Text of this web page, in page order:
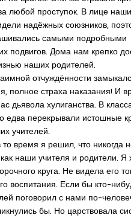
любой проступок. В лице
надёжных союзников,
самыми подробными
подвигов. Дома нам крепко
наших родителей.
отчуждённости
полное страха наказания! И
дьявола хулиганства. В
едва перекрывали истошные
учителей.
время я решил, что никогда
наши учителя и родители.
круга. Не видела его
воспитания. Если бы кто-
поговорил с нами по-
бы. Но царствовала